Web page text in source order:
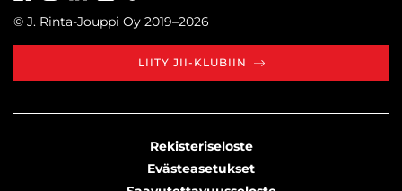
© J. Rinta-Jouppi Oy 2019–2026
LIITY JII-KLUBIIN
Rekisteriseloste
Evästeasetukset